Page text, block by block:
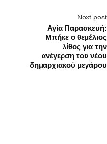
Next post
Αγία Παρασκευή:
Μπήκε ο θεμέλιος
λίθος για την
ανέγερση του νέου
δημαρχιακού μεγάρου